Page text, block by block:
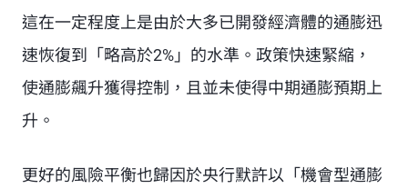
這在一定程度上是由於大多已開發經濟體的通膨迅
速恢復到「略高於2%」的水準。政策快速緊縮，
使通膨飆升獲得控制，且並未使得中期通膨預期上
升。
更好的風險平衡也歸因於央行默許以「機會型通膨